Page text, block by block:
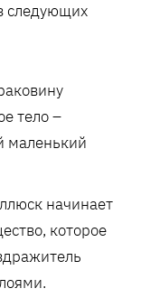
следующих
тело –
маленький
начинает
которое